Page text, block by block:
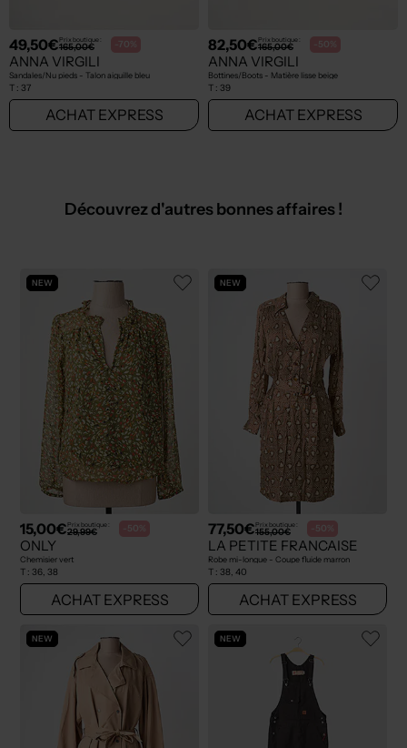
49,50€Prix boutique :
165,00€ -70%
ANNA VIRGILI
Sandales/Nu pieds - Talon aiguille bleu
T : 37
ACHAT EXPRESS
82,50€Prix boutique :
165,00€ -50%
ANNA VIRGILI
Bottines/Boots - Matière lisse beige
T : 39
ACHAT EXPRESS
Découvrez d'autres bonnes affaires !
NEW
15,00€Prix boutique :
29,99€ -50%
ONLY
Chemisier vert
T : 36, 38
ACHAT EXPRESS
NEW
77,50€Prix boutique :
155,00€ -50%
LA PETITE FRANCAISE
Robe mi-longue - Coupe fluide marron
T : 38, 40
ACHAT EXPRESS
NEW NEW